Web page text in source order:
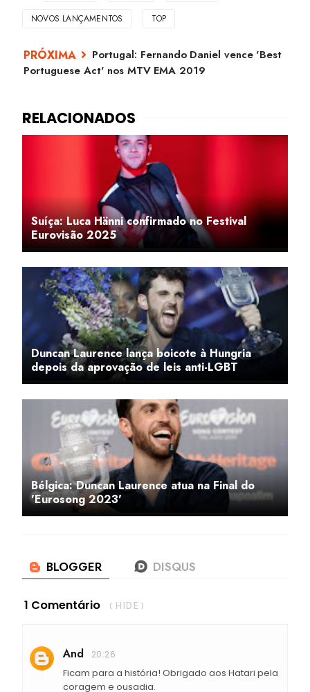
NOVOS LANÇAMENTOS TOP
Portugal: Fernando Daniel vence 'Best
Portuguese Act' nos MTV EMA 2019
Suíça: Luca Hänni confirmado no Festival
Eurovisão 2025
Duncan Laurence lança boicote à Hungria
depois da aprovação de leis anti-LGBT
Bélgica: Duncan Laurence atua na Final do
'Eurosong 2023'
1 Comentário ( HIDE )
And 20:26
Ficam para a história! Obrigado aos Hatari pela
coragem e ousadia.